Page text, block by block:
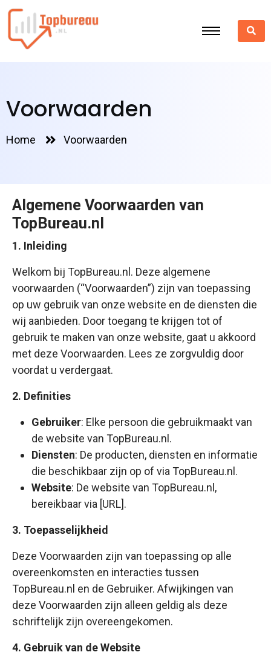
Voorwaarden
Home Voorwaarden
Algemene Voorwaarden van
TopBureau.nl
1. Inleiding
Welkom bij TopBureau.nl. Deze algemene
voorwaarden (“Voorwaarden”) zijn van toepassing
op uw gebruik van onze website en de diensten die
wij aanbieden. Door toegang te krijgen tot of
gebruik te maken van onze website, gaat u akkoord
met deze Voorwaarden. Lees ze zorgvuldig door
voordat u verdergaat.
2. Definities
Gebruiker: Elke persoon die gebruikmaakt van
de website van TopBureau.nl.
Diensten: De producten, diensten en informatie
die beschikbaar zijn op of via TopBureau.nl.
Website: De website van TopBureau.nl,
bereikbaar via [URL].
3. Toepasselijkheid
Deze Voorwaarden zijn van toepassing op alle
overeenkomsten en interacties tussen
TopBureau.nl en de Gebruiker. Afwijkingen van
deze Voorwaarden zijn alleen geldig als deze
schriftelijk zijn overeengekomen.
4. Gebruik van de Website